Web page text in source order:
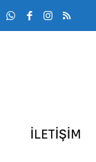
İLETİŞİM